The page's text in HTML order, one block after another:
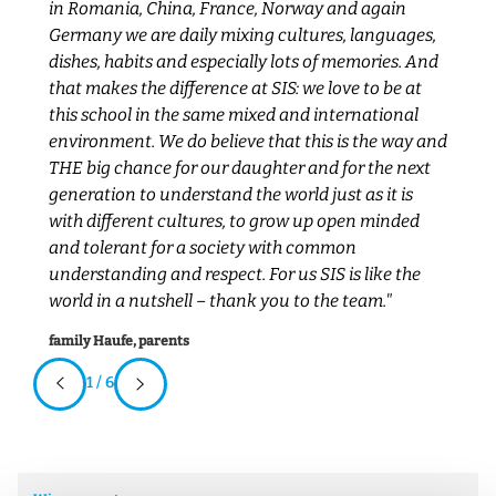
in Romania, China, France, Norway and again
Germany we are daily mixing cultures, languages,
dishes, habits and especially lots of memories. And
that makes the difference at SIS: we love to be at
this school in the same mixed and international
environment. We do believe that this is the way and
THE big chance for our daughter and for the next
generation to understand the world just as it is
with different cultures, to grow up open minded
and tolerant for a society with common
understanding and respect. For us SIS is like the
world in a nutshell – thank you to the team."
family Haufe, parents
1 / 6